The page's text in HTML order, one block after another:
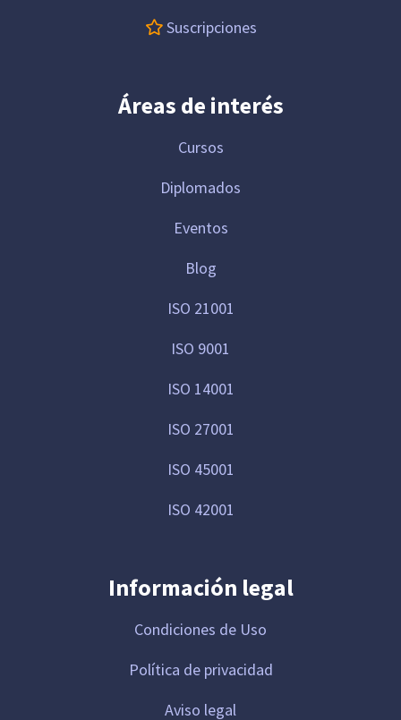
Suscripciones
Áreas de interés
Cursos
Diplomados
Eventos
Blog
ISO 21001
ISO 9001
ISO 14001
ISO 27001
ISO 45001
ISO 42001
Información legal
Condiciones de Uso
Política de privacidad
Aviso legal